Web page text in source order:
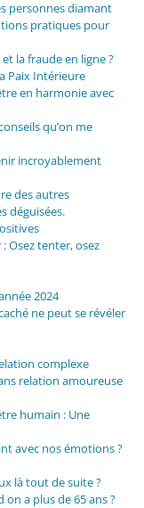
personnes diamant
pratiques pour
la fraude en ligne ?
Paix Intérieure
en harmonie avec
qu’on me
incroyablement
des autres
déguisées.
Osez tenter, osez
2024
ne peut se révéler
complexe
relation amoureuse
humain : Une
avec nos émotions ?
là tout de suite ?
on a plus de 65 ans ?